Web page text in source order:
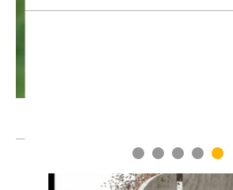
1 2 3 4 5